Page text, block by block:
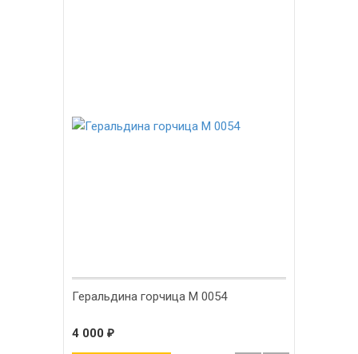
Геральдина горчица М 0054
4 000 ₽